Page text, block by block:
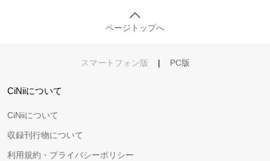
ページトップへ
スマートフォン版 | PC版
CiNiiについて
CiNiiについて
収録刊行物について
利用規約・プライバシーポリシー